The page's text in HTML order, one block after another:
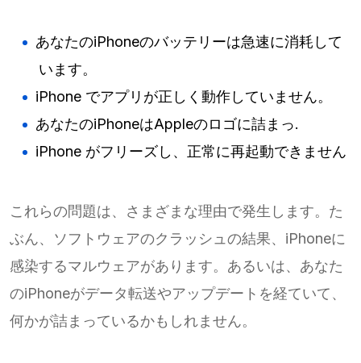
あなたのiPhoneのバッテリーは急速に消耗して
います。
iPhone でアプリが正しく動作していません。
あなたのiPhoneはAppleのロゴに詰まっ.
iPhone がフリーズし、正常に再起動できません
これらの問題は、さまざまな理由で発生します。た
ぶん、ソフトウェアのクラッシュの結果、iPhoneに
感染するマルウェアがあります。あるいは、あなた
のiPhoneがデータ転送やアップデートを経ていて、
何かが詰まっているかもしれません。